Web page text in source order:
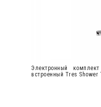
Электронный
встроенный Tres Shower